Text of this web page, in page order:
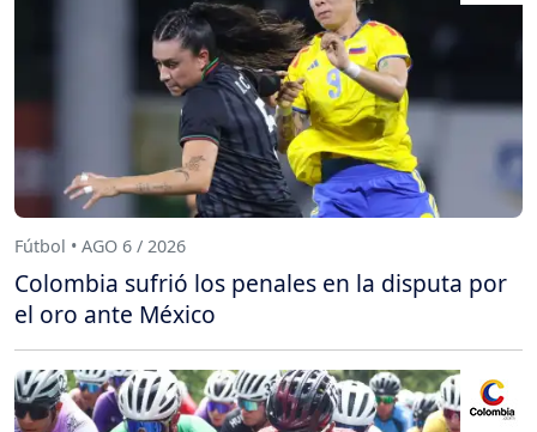
Fútbol • AGO 6 / 2026
Colombia sufrió los penales en la disputa por
el oro ante México